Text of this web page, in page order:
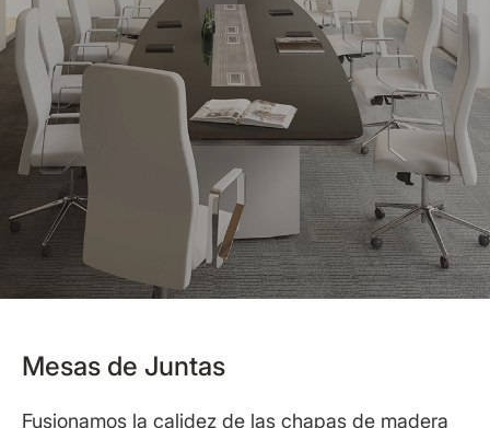
Mesas de Juntas
Fusionamos la calidez de las chapas de madera